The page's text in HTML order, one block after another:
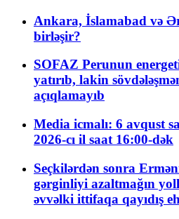
Ankara, İslamabad və
birləşir?
SOFAZ Perunun
yatırıb, lakin
açıqlamayıb
Media icmalı: 6 avqust
2026-cı il saat 16:00-dək
Seçkilərdən sonra
gərginliyi azaltmağın
əvvəlki ittifaqa qayıdış